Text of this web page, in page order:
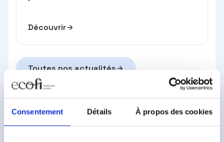
Consentement Détails À propos des cookies
Découvrir
Toutes nos actualités